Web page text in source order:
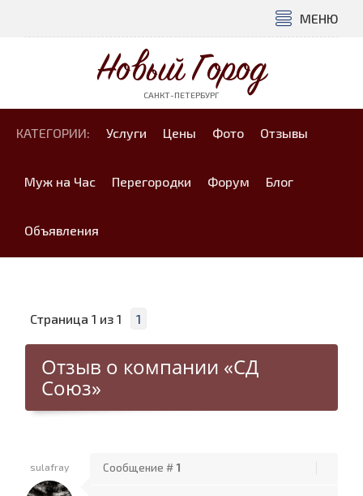
МЕНЮ
Новый Город
САНКТ-ПЕТЕРБУРГ
КАТЕГОРИИ: Услуги Цены Фото Отзывы
Муж на Час Перегородки Форум Блог
Объявления
Страница 1 из 1 1
Отзыв о компании «СД
Союз»
sulafray Сообщение #1